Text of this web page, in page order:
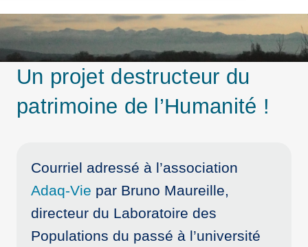
Un projet destructeur du
patrimoine de l’Humanité !
Courriel adressé à l’association
Adaq-Vie par Bruno Maureille,
directeur du Laboratoire des
Populations du passé à l’université